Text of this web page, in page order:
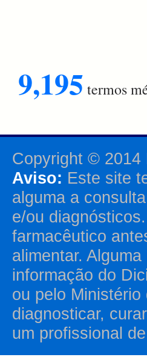
9,195 termos
Copyright © 2014
Aviso: Este site
alguma a
e/ou
farmacêutico
alimentar.
informação do
ou pelo
diagnosticar,
um profissional